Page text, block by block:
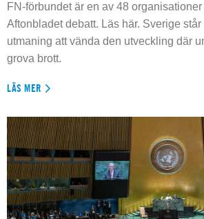
FN-förbundet är en av 48
Aftonbladet debatt. Läs här. Sverige
utmaning att vända den utveckling där
grova brott.
LÄS MER